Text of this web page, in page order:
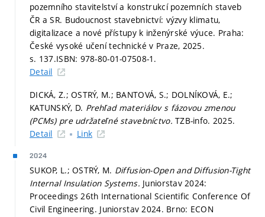
pozemního stavitelství a konstrukcí pozemních staveb
ČR a SR. Budoucnost stavebnictví: výzvy klimatu,
digitalizace a nové přístupy k inženýrské výuce. Praha:
České vysoké učení technické v Praze, 2025.
s. 137.ISBN: 978-80-01-07508-1.
Detail
DICKÁ, Z.; OSTRÝ, M.; BANTOVÁ, S.; DOLNÍKOVÁ, E.;
KATUNSKÝ, D. Prehľad materiálov s fázovou zmenou
(PCMs) pre udržateľné stavebníctvo.TZB-info. 2025.
Detail
Link
2024
SUKOP, L.; OSTRÝ, M. Diffusion-Open and Diffusion-Tight
Internal Insulation Systems. Juniorstav 2024:
Proceedings 26th International Scientific Conference Of
Civil Engineering. Juniorstav 2024. Brno: ECON